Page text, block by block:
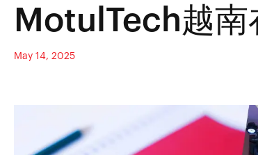
MotulTech越南
May 14, 2025